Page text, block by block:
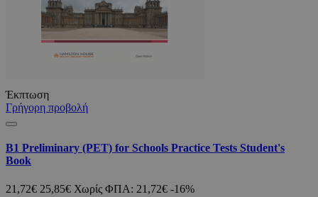
Έκπτωση
Γρήγορη προβολή
B1 Preliminary (PET) for Schools Practice Tests Student's
Book
21,72€ 25,85€ Χωρίς ΦΠΑ: 21,72€ -16%